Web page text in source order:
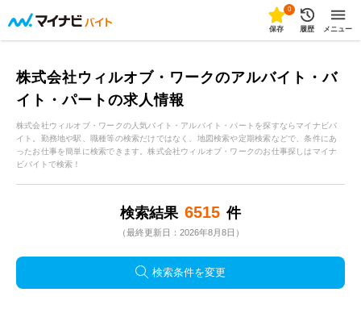
0
保存 履歴 メニュー
株式会社ウィルオブ・ワークのアルバイト・バ
イト・パートの求人情報
株式会社ウィルオブ・ワークの人気バイト・アルバイト・パートを探すならマイナビバ
イト。勤務地や駅、職種等の検索だけではなく、地図検索や定期検索などで、条件にあ
ったお仕事を簡単に検索できます。株式会社ウィルオブ・ワークのお仕事探しはマイナ
ビバイトで検索！
検索結果 6515 件
（最終更新日：2026年8月8日）
検索条件を変更